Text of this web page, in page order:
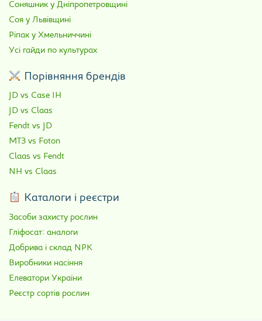
Соняшник у Дніпропетровщині
Соя у Львівщині
Ріпак у Хмельниччині
Усі гайди по культурах
Порівняння брендів
JD vs Case IH
JD vs Claas
Fendt vs JD
МТЗ vs Foton
Claas vs Fendt
NH vs Claas
Каталоги і реєстри
Засоби захисту рослин
Гліфосат: аналоги
Добрива і склад NPK
Виробники насіння
Елеватори України
Реєстр сортів рослин